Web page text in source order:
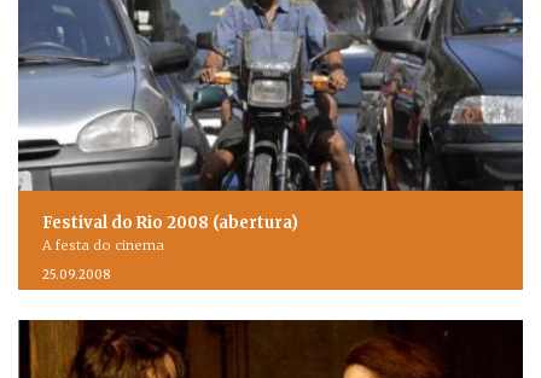
Festival do Rio 2008 (abertura)
A festa do cinema
25.09.2008